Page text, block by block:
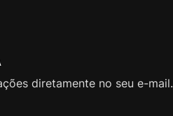
diretamente no seu e-mail.